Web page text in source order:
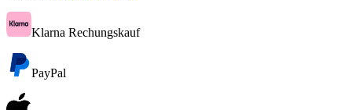
Klarna Rechungskauf
PayPal